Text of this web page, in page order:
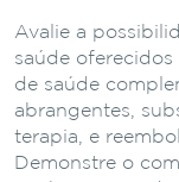
Avalie a
saúde
de saúde
abrangentes,
terapia, e
Demonstre o